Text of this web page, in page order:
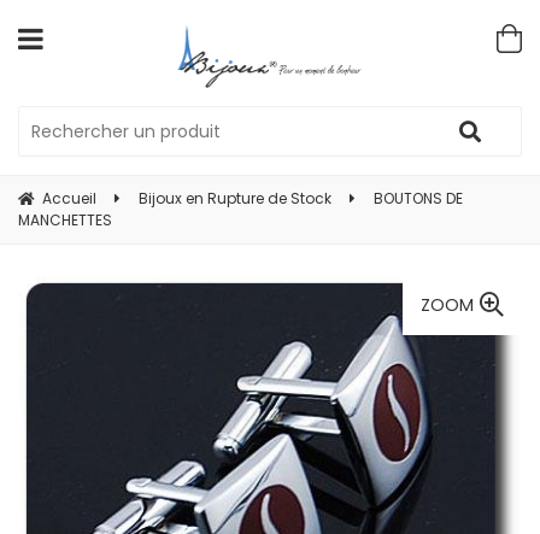
Accueil Bijoux en Rupture de Stock
BOUTONS DE
MANCHETTES
ZOOM